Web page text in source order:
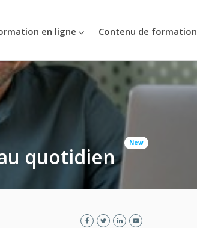
en ligne Contenu de formation
quotidien
New